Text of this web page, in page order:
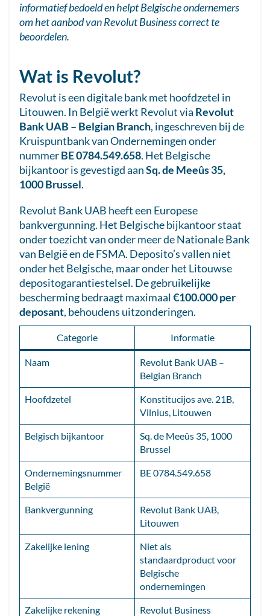
informatief bedoeld en helpt Belgische ondernemers
om het aanbod van Revolut Business correct te
beoordelen.
Wat is Revolut?
Revolut is een digitale bank met hoofdzetel in
Litouwen. In België werkt Revolut via Revolut
Bank UAB – Belgian Branch, ingeschreven bij de
Kruispuntbank van Ondernemingen onder
nummerBE 0784.549.658. Het Belgische
bijkantoor is gevestigd aanSq. de Meeûs 35,
1000 Brussel.
Revolut Bank UAB heeft een Europese
bankvergunning. Het Belgische bijkantoor staat
onder toezicht van onder meer de Nationale Bank
van België en de FSMA. Deposito’s vallen niet
onder het Belgische, maar onder het Litouwse
depositogarantiestelsel. De gebruikelijke
bescherming bedraagt maximaal€100.000 per
deposant, behoudens uitzonderingen.
Categorie Informatie
Naam
Revolut Bank UAB –
Belgian Branch
Hoofdzetel
Konstitucijos ave. 21B,
Vilnius, Litouwen
Belgisch bijkantoor
Sq. de Meeûs 35, 1000
Brussel
Ondernemingsnummer
België
BE 0784.549.658
Bankvergunning
Revolut Bank UAB,
Litouwen
Zakelijke lening
Niet als
standaardproduct voor
Belgische
ondernemingen
Zakelijke rekening Revolut Business